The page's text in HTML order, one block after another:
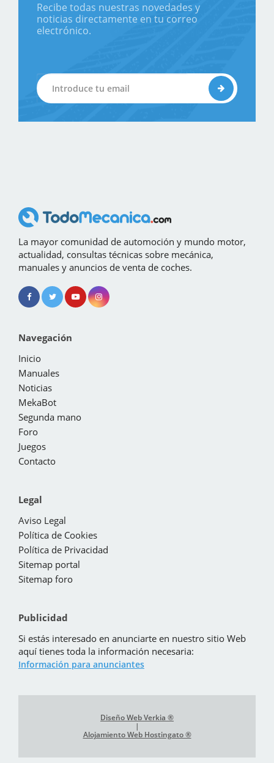
Recibe todas nuestras novedades y
noticias directamente en tu correo
electrónico.
La mayor comunidad de automoción y mundo motor,
actualidad, consultas técnicas sobre mecánica,
manuales y anuncios de venta de coches.
Navegación
Inicio
Manuales
Noticias
MekaBot
Segunda mano
Foro
Juegos
Contacto
Legal
Aviso Legal
Política de Cookies
Política de Privacidad
Sitemap portal
Sitemap foro
Publicidad
Si estás interesado en anunciarte en nuestro sitio Web
aquí tienes toda la información necesaria:
Información para anunciantes
Diseño Web Verkia ®
|
Alojamiento Web Hostingato ®